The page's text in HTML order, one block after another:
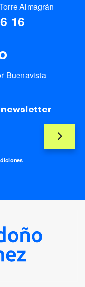
Almagrán
16
Buenavista